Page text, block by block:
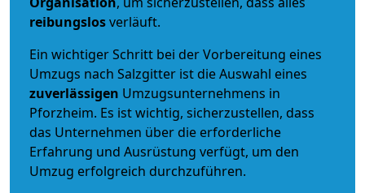
reibungslosverläuft.
Ein wichtiger Schritt bei der Vorbereitung eines
Umzugs nach Salzgitter ist die Auswahl eines
zuverlässigen Umzugsunternehmens in
Pforzheim. Es ist wichtig, sicherzustellen, dass
das Unternehmen über die erforderliche
Erfahrung und Ausrüstung verfügt, um den
Umzug erfolgreich durchzuführen.